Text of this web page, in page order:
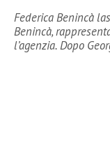
Federica Benincà
Benincà,
l’agenzia. Dopo